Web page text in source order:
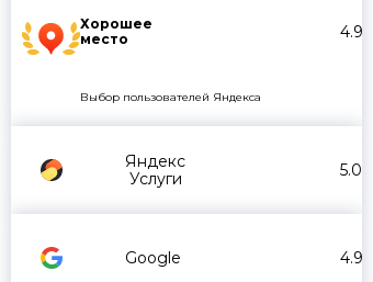
Хорошее
место
4.9
Выбор пользователей Яндекса
Яндекс
Услуги
5.0
Google 4.9